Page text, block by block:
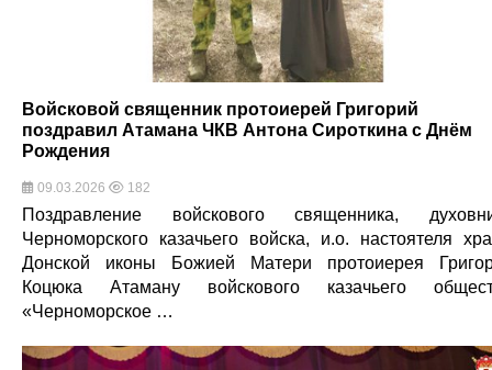
Войсковой священник протоиерей Григорий
поздравил Атамана ЧКВ Антона Сироткина с Днём
Рождения
09.03.2026 182
Поздравление войскового священника,
Черноморского казачьего войска, и.о. настоятеля
Донской иконы Божией Матери протоиерея
Коцюка Атаману войскового казачьего
«Черноморское …